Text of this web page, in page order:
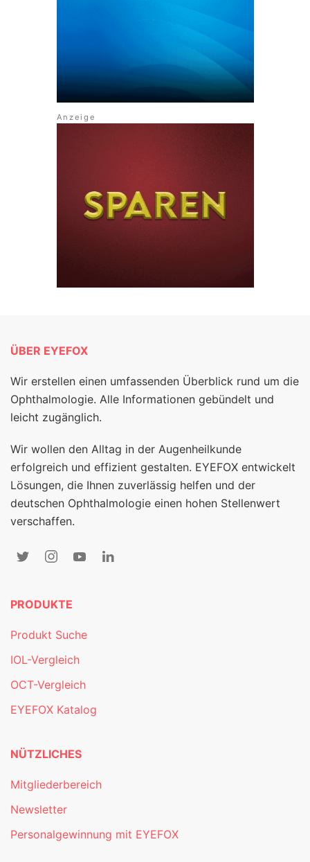
ÜBER EYEFOX
Wir erstellen einen umfassenden Überblick rund um die
Ophthalmologie. Alle Informationen gebündelt und
leicht zugänglich.
Wir wollen den Alltag in der Augenheilkunde
erfolgreich und effizient gestalten. EYEFOX entwickelt
Lösungen, die Ihnen zuverlässig helfen und der
deutschen Ophthalmologie einen hohen Stellenwert
verschaffen.
PRODUKTE
Produkt Suche
IOL-Vergleich
OCT-Vergleich
EYEFOX Katalog
NÜTZLICHES
Mitgliederbereich
Newsletter
Personalgewinnung mit EYEFOX